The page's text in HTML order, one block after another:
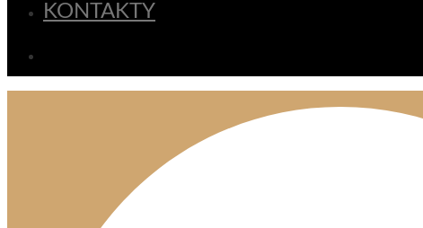
KONTAKTY